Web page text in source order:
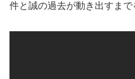
件と誠の過去が動き出すまで